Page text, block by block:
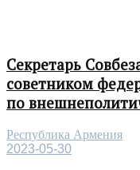
Секретарь
советником
по
Республика Армения
2023-05-30